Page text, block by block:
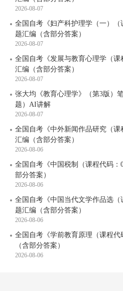
2026-08-07
全国自考《妇产科护理学（一）（
题汇编（含部分答案）
2026-08-07
全国自考《发展与教育心理学（课
汇编（含部分答案）
2026-08-07
张大均《教育心理学》（第3版）
题）AI讲解
2026-08-07
全国自考《中外新闻作品研究（课
汇编（含部分答案）
2026-08-06
全国自考《中国税制（课程代码：
部分答案）
2026-08-06
全国自考《中国当代文学作品选（
题汇编（含部分答案）
2026-08-06
全国自考《学前教育原理（课程代
（含部分答案）
2026-08-06